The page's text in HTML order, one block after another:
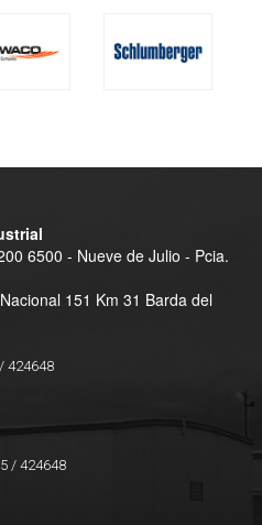
6500 - Nueve de Julio - Pcia.
151 Km 31 Barda del
424648
/ 424648